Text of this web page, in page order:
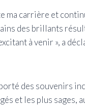
ma carrière et
des brillants
à venir », a
des souvenirs
et les plus sages,